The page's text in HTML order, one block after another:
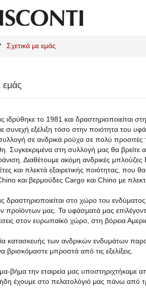
Σχετικά με εμάς
εμάς
ιδρύθηκε το 1981 και δραστηριοποιείται
συνεχή εξέλιξη τόσο στην ποιότητα του
σε ανδρικά ρούχα σε πολύ
Συγκεκριμένα στη συλλογή μας θα βρείτε
Διαθέτουμε ακόμη ανδρικές
και πλεκτά εξαιρετικής ποιότητας, που
και βερμούδες Cargo και Chino με
δραστηριοποιείται στο χώρο του
προϊόντων μας. Τα υφάσματά μας
στον ευρωπαϊκό χώρο, στη βόρεια
κατασκευής των ανδρικών ενδυμάτων
βρισκόμαστε μπροστά από τις εξελίξεις.
βήμα την εταιρεία μας υποστηριχτήκαμε
έχουμε στο πελατολόγιό μας πάνω από